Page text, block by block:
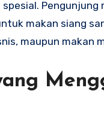
Pengunjung
makan siang
maupun makan